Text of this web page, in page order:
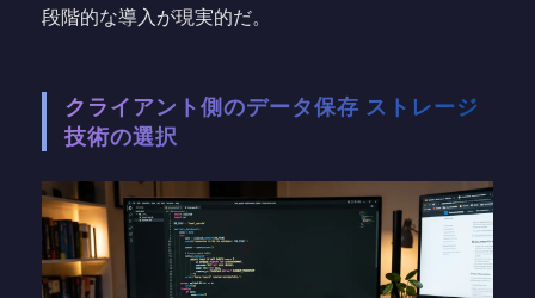
段階的な導入が現実的だ。
クライアント側のデータ保存 ストレージ
技術の選択